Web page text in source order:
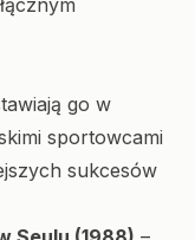
go w
sportowcami
sukcesów